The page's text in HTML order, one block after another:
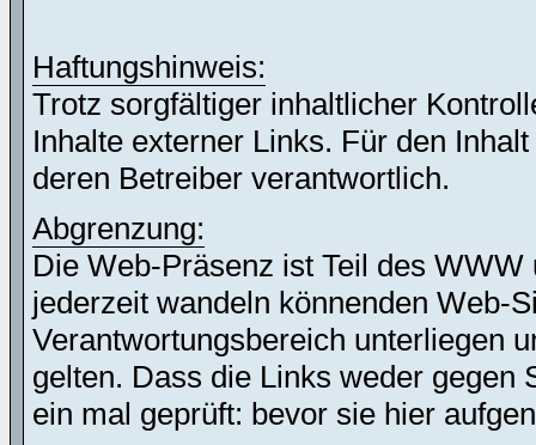
Haftungshinweis:
Trotz sorgfältiger inhaltlicher
Inhalte externer Links. Für den
deren Betreiber verantwortlich.
Abgrenzung:
Die Web-Präsenz ist Teil des
jederzeit wandeln könnenden Web-
Verantwortungsbereich unterliegen
gelten. Dass die Links weder gegen
ein mal geprüft: bevor sie hier